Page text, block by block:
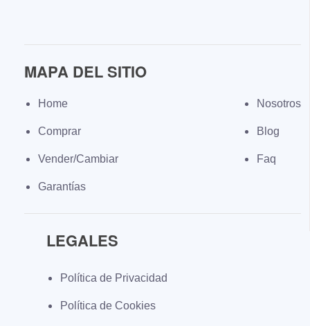
MAPA DEL SITIO
Home
Comprar
Vender/Cambiar
Garantías
Nosotros
Blog
Faq
LEGALES
Política de Privacidad
Política de Cookies